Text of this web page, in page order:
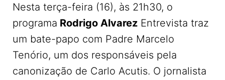
Nesta terça-feira (16), às 21h30, o
programa Rodrigo Alvarez Entrevista traz
um bate-papo com Padre Marcelo
Tenório, um dos responsáveis pela
canonização de Carlo Acutis. O jornalista